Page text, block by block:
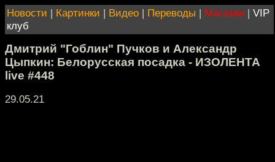
Новости | Картинки | Видео | Переводы | Магазин | VIP
клуб
Дмитрий "Гоблин" Пучков и Александр
Цыпкин: Белорусская посадка - ИЗОЛЕНТА
live #448
29.05.21